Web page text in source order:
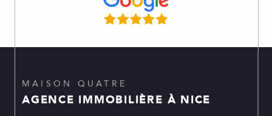
MAISON QUATRE
AGENCE IMMOBILIÈRE À NICE